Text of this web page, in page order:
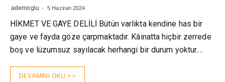
ademoglu 5 Haziran 2024
HİKMET VE GAYE DELİLİ Bütün varlıkta kendine has bir
gaye ve fayda göze çarpmaktadır. Kâinatta hiçbir zerrede
boş ve lüzumsuz sayılacak herhangi bir durum yoktur.…
DEVAMINI OKU >>